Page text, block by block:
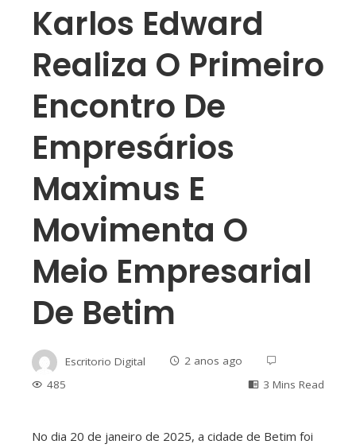
Karlos Edward
Realiza O Primeiro
Encontro De
Empresários
Maximus E
Movimenta O
Meio Empresarial
De Betim
Escritorio Digital
2 anos ago
485
3 Mins Read
No dia 20 de janeiro de 2025, a cidade de Betim foi